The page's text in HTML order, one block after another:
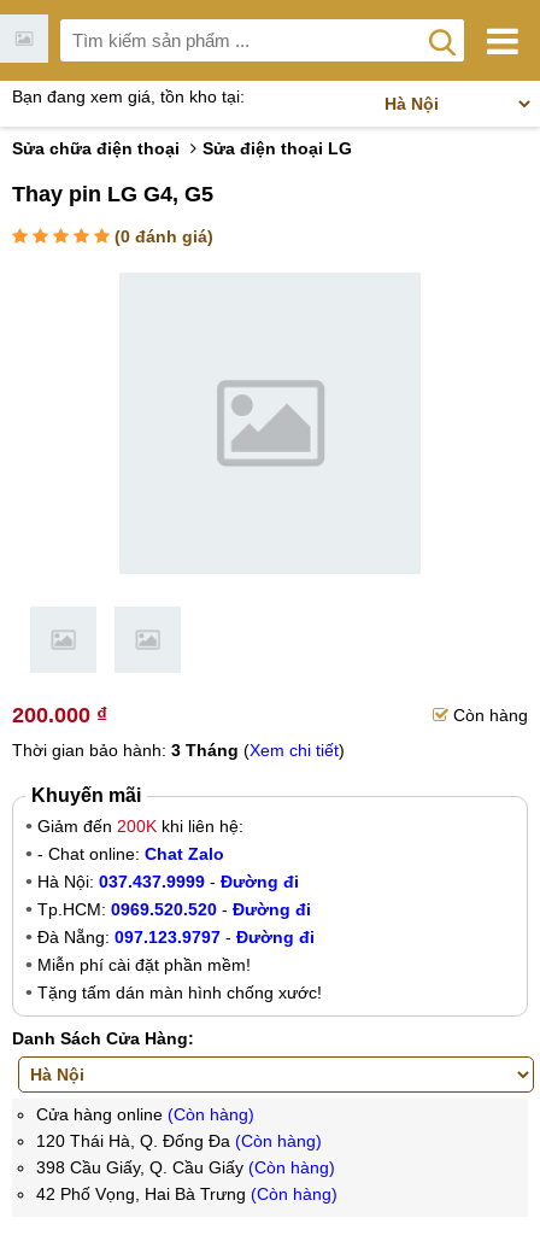
Bạn đang xem giá, tồn kho tại:
Sửa chữa điện thoại Sửa điện thoại LG
Thay pin LG G4, G5
(0 đánh giá)
200.000 ₫
Còn hàng
Thời gian bảo hành: 3 Tháng (Xem chi tiết)
Khuyến mãi
Giảm đến 200K khi liên hệ:
- Chat online: Chat Zalo
Hà Nội: 037.437.9999 - Đường đi
Tp.HCM: 0969.520.520 - Đường đi
Đà Nẵng: 097.123.9797 - Đường đi
Miễn phí cài đặt phần mềm!
Tặng tấm dán màn hình chống xước!
Danh Sách Cửa Hàng:
Cửa hàng online (Còn hàng)
120 Thái Hà, Q. Đống Đa (Còn hàng)
398 Cầu Giấy, Q. Cầu Giấy (Còn hàng)
42 Phố Vọng, Hai Bà Trưng (Còn hàng)